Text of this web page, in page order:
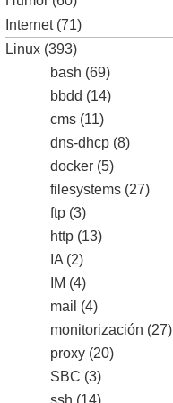
Internet(71)
Linux (393)
bash (69)
bbdd (14)
cms (11)
dns-dhcp (8)
docker (5)
filesystems (27)
ftp (3)
http (13)
IA (2)
IM (4)
mail (4)
monitorización (27)
proxy (20)
SBC (3)
ssh (14)